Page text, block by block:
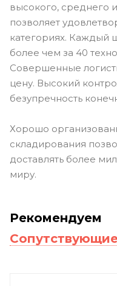
высокого, среднего
позволяет
категориях. Каждый
более чем за 40
Совершенные
цену. Высокий
безупречность
Хорошо
складирования
доставлять более
миру.
Рекомендуем